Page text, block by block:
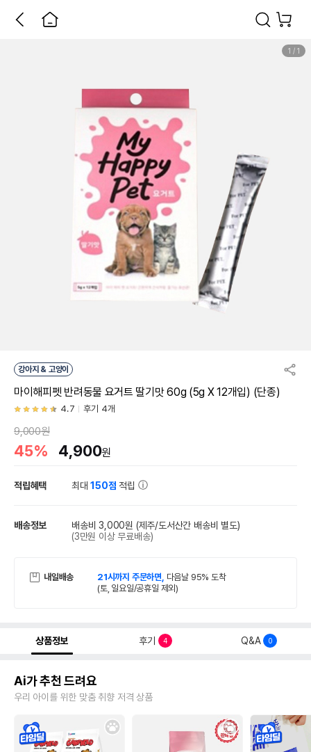
1 / 1
강아지 & 고양이
마이해피펫 반려동물 요거트 딸기맛 60g (5g X 12개입) (단종)
4.7 후기 4개
9,000원
45% 4,900원
적립혜택 최대150점 적립
배송정보 배송비 3,000원 (제주/도서산간 배송비 별도)
(3만원 이상 무료배송)
내일배송 21시까지 주문하면, 다음날 95% 도착
(토, 일요일/공휴일 제외)
상품정보 후기 4 Q&A 0
Ai가 추천 드려요
우리 아이를 위한 맞춤 취향 저격 상품